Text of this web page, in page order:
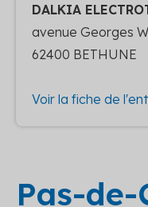
DALKIA
avenue Georges
62400 BETHUNE
Voir la fiche de
Pas-de-